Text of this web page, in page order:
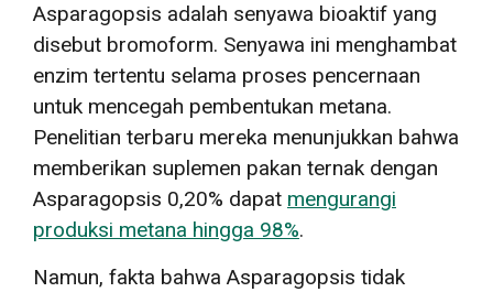
Asparagopsis adalah senyawa bioaktif yang
disebut bromoform. Senyawa ini menghambat
enzim tertentu selama proses pencernaan
untuk mencegah pembentukan metana.
Penelitian terbaru mereka menunjukkan bahwa
memberikan suplemen pakan ternak dengan
Asparagopsis 0,20% dapat mengurangi
produksi metana hingga 98%.
Namun, fakta bahwa Asparagopsis tidak